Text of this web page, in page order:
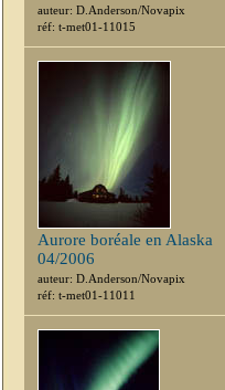
auteur: D.Anderson/Novapix
réf: t-met01-11015
Aurore boréale en Alaska
04/2006
auteur: D.Anderson/Novapix
réf: t-met01-11011